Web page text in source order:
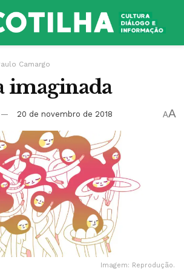
Camargo
imaginada
20 de novembro de 2018 AA
Imagem: Reprodução.